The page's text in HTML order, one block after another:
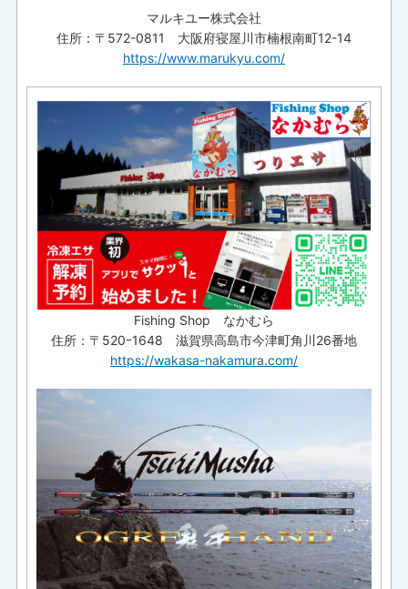
マルキユー株式会社
住所：〒572-0811 大阪府寝屋川市楠根南町12-14
https://www.marukyu.com/
Fishing Shop なかむら
住所：〒520ｰ1648 滋賀県高島市今津町角川26番地
https://wakasa-nakamura.com/